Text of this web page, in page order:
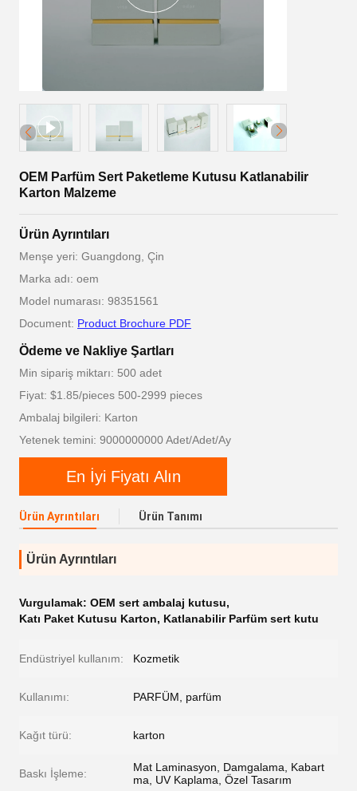
OEM Parfüm Sert Paketleme Kutusu Katlanabilir
Karton Malzeme
Ürün Ayrıntıları
Menşe yeri: Guangdong, Çin
Marka adı: oem
Model numarası: 98351561
Document: Product Brochure PDF
Ödeme ve Nakliye Şartları
Min sipariş miktarı: 500 adet
Fiyat: $1.85/pieces 500-2999 pieces
Ambalaj bilgileri: Karton
Yetenek temini: 9000000000 Adet/Adet/Ay
En İyi Fiyatı Alın
Ürün Ayrıntıları Ürün Tanımı
Ürün Ayrıntıları
Vurgulamak: OEM sert ambalaj kutusu,
Katı Paket Kutusu Karton, Katlanabilir Parfüm sert kutu
Endüstriyel kullanım: Kozmetik
Kullanımı: PARFÜM, parfüm
Kağıt türü: karton
Baskı İşleme:
Mat Laminasyon, Damgalama, Kabart
ma, UV Kaplama, Özel Tasarım